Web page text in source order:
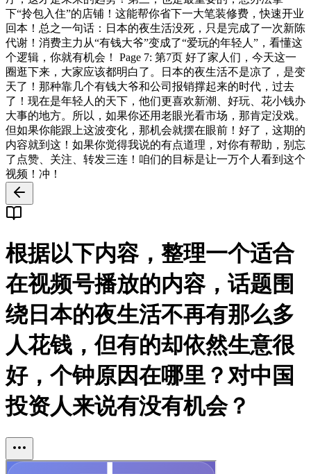
下“拎包入住”的店铺！这能帮你省下一大笔装修费，快速开业
回本！总之一句话：日本的夜生活没死，只是完成了一次新陈
代谢！消费主力从“有钱大爷”变成了“爱玩的年轻人”，看懂这
个逻辑，你就有机会！ Page 7: 第7页 好了家人们，今天这一
圈逛下来，大家应该都明白了。日本的夜生活不是凉了，是变
天了！那种靠几个有钱大爷和公司报销撑起来的时代，过去
了！现在是年轻人的天下，他们更喜欢新潮、好玩、花小钱办
大事的地方。所以，如果你还用老眼光看市场，那肯定没戏。
但如果你能跟上这波变化，那机会就摆在眼前！好了，这期的
内容就到这！如果你觉得我说的有点道理，对你有帮助，别忘
了点赞、关注、转发三连！咱们的目标是让一万个人看到这个
视频！冲！
根据以下内容，整理一个适合
在视频号播放的内容，话题围
绕日本的夜生活不再有那么多
人花钱，但有的却依然生意很
好，个钟原因在哪里？对中国
投资人来说有没有机会？